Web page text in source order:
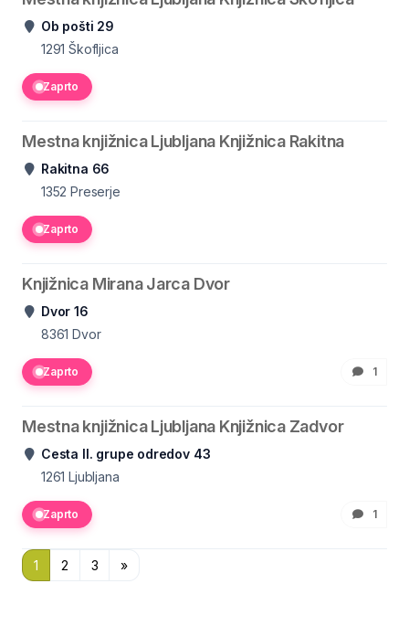
Ob pošti 29
1291 Škofljica
Zaprto
Mestna knjižnica Ljubljana Knjižnica Rakitna
Rakitna 66
1352 Preserje
Zaprto
Knjižnica Mirana Jarca Dvor
Dvor 16
8361 Dvor
Zaprto 1
Mestna knjižnica Ljubljana Knjižnica Zadvor
Cesta II. grupe odredov 43
1261 Ljubljana
Zaprto 1
1 2 3 »